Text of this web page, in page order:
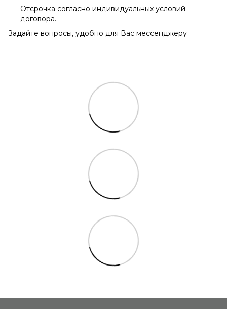
Отсрочка согласно индивидуальных условий
договора.
Задайте вопросы, удобно для Вас мессенджеру